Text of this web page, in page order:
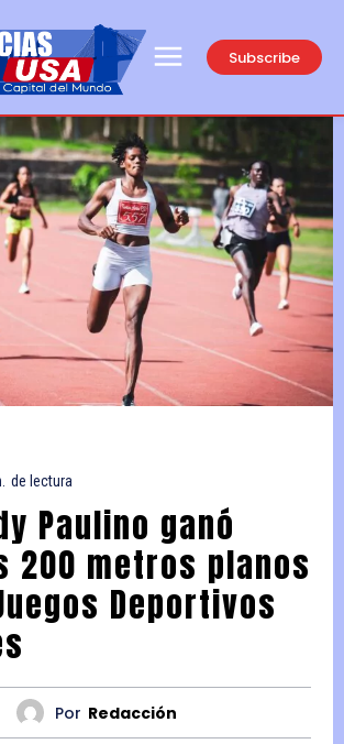
Subscribe
de lectura
Paulino ganó
200 metros planos
Deportivos
Por Redacción